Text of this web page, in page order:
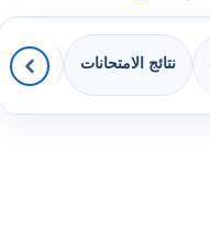
نتائج الامتحانات